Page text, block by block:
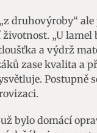
druhovýroby“ ale
„U lamel
a výdrž
zase kvalita a
Postupně
bylo domácí